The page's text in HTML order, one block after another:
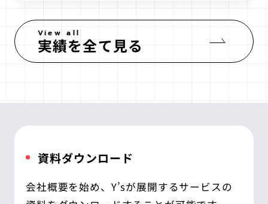
View all
実績を全て見る
資料ダウンロード
会社概要を始め、Y’sが展開するサービスの